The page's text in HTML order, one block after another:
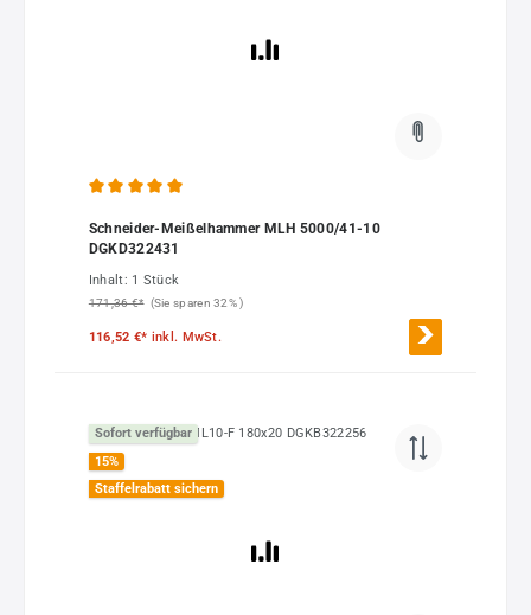
Schneider-Meißelhammer MLH 5000/41-10
DGKD322431
Inhalt: 1 Stück
171,36 €* (Sie sparen 32% )
116,52 €* inkl. MwSt.
Sofort verfügbar
15%
Staffelrabatt sichern